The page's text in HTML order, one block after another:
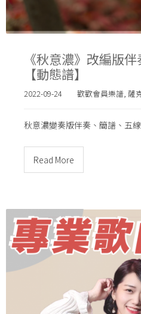
《秋意濃》改編版
【動態譜】
2022-09-24 歡歡會員樂譜, 薩
秋意濃變奏版伴奏、簡譜、五
Read More